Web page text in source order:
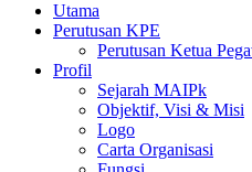
Utama
Perutusan KPE
Perutusan Ketua
Profil
Sejarah MAIPk
Objektif, Visi & Misi
Logo
Carta Organisasi